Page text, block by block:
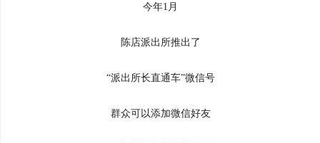
今年1月
陈店派出所推出了
“派出所长直通车”微信号
群众可以添加微信好友